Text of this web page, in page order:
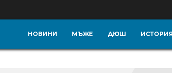
НОВИНИ МЪЖЕ ДЮШ ИСТОРИЯ